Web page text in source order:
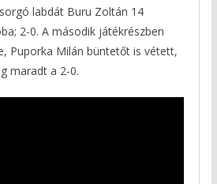
labdát Buru Zoltán 14
2-0. A második játékrészben
Puporka Milán büntetőt is vétett,
maradt a 2-0.